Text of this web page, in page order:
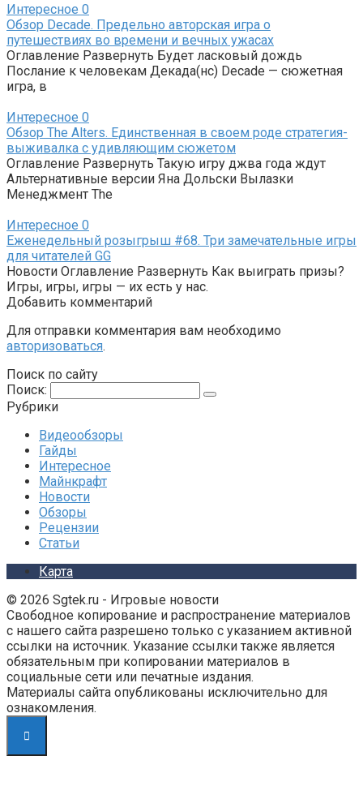
Интересное 0
Обзор Decade. Предельно авторская игра о
путешествиях во времени и вечных ужасах
Оглавление Развернуть Будет ласковый дождь
Послание к человекам Декада(нс) Decade — сюжетная
игра, в
Интересное 0
Обзор The Alters. Единственная в своем роде стратегия-
выживалка с удивляющим сюжетом
Оглавление Развернуть Такую игру джва года ждут
Альтернативные версии Яна Дольски Вылазки
Менеджмент The
Интересное 0
Еженедельный розыгрыш #68. Три замечательные игры
для читателей GG
Новости Оглавление Развернуть Как выиграть призы?
Игры, игры, игры — их есть у нас.
Добавить комментарий
Для отправки комментария вам необходимо
авторизоваться.
Поиск по сайту
Поиск:
Рубрики
Видеообзоры
Гайды
Интересное
Майнкрафт
Новости
Обзоры
Рецензии
Статьи
Карта
© 2026 Sgtek.ru - Игровые новости
Свободное копирование и распространение материалов
с нашего сайта разрешено только с указанием активной
ссылки на источник. Указание ссылки также является
обязательным при копировании материалов в
социальные сети или печатные издания.
Материалы сайта опубликованы исключительно для
ознакомления.